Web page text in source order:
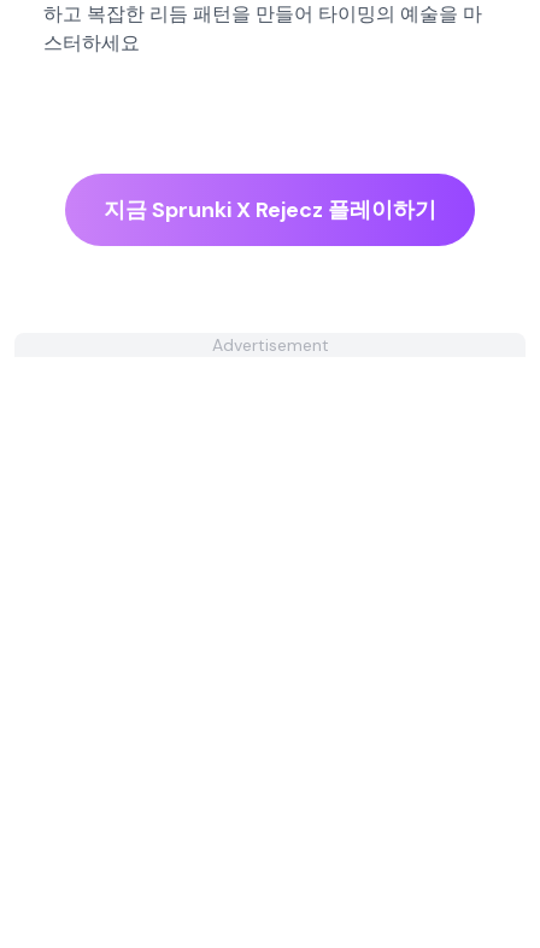
하고 복잡한 리듬 패턴을 만들어 타이밍의 예술을 마
스터하세요
지금 Sprunki X Rejecz 플레이하기
Advertisement